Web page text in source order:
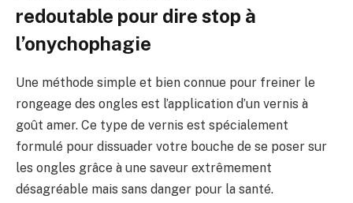
redoutable pour dire stop à
l’onychophagie
Une méthode simple et bien connue pour freiner le
rongeage des ongles est l’application d’un vernis à
goût amer. Ce type de vernis est spécialement
formulé pour dissuader votre bouche de se poser sur
les ongles grâce à une saveur extrêmement
désagréable mais sans danger pour la santé.